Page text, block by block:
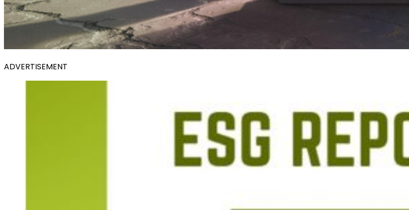
ADVERTISEMENT